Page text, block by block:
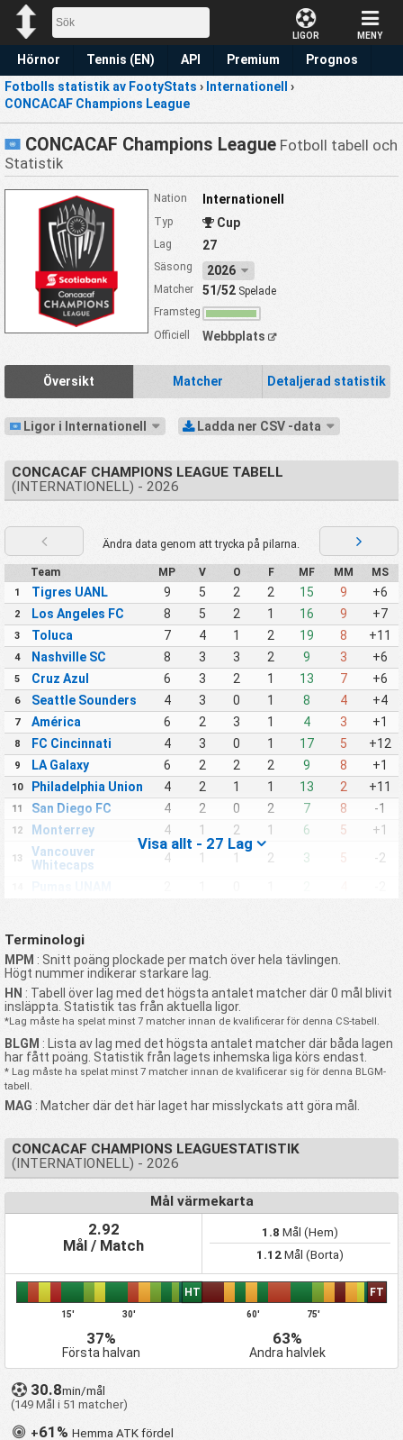
LIGOR MENY
Hörnor Tennis (EN) API Premium
Prognos
Fotbolls statistik av FootyStats › Internationell
›
CONCACAF Champions League
CONCACAF Champions League Fotboll tabell och
Statistik
Nation Internationell
Typ Cup
Lag 27
Säsong 2026
Matcher 51/52Spelade
Framsteg
Officiell
Webbplats
Översikt Matcher Detaljerad statistik
Ligor i Internationell Ladda ner CSV -data
CONCACAF CHAMPIONS LEAGUE TABELL
(INTERNATIONELL) - 2026
Ändra data genom att trycka på pilarna.
Visa allt - 27 Lag
Team MP V O F MF MM MS
1 Tigres UANL 9 5 2 2 15 9 +6
2 Los Angeles FC 8 5 2 1 16 9 +7
3 Toluca 7 4 1 2 19 8 +11
4 Nashville SC 8 3 3 2 9 3 +6
5 Cruz Azul 6 3 2 1 13 7 +6
6 Seattle Sounders 4 3 0 1 8 4 +4
7 América 6 2 3 1 4 3 +1
8 FC Cincinnati 4 3 0 1 17 5 +12
9 LA Galaxy 6 2 2 2 9 8 +1
10 Philadelphia Union 4 2 1 1 13 2 +11
11 San Diego FC 4 2 0 2 7 8 -1
12 Monterrey 4 1 2 1 6 5 +1
13
Vancouver
Whitecaps
4 1 1 2 3 5 -2
16 Inter Miami
17 Olimpia 2 0 1 1 1 2
18 Xelajú 2 0 1 -2
19 Cartaginés 2 0 1
Alajuelense
21 Forge FC 2 0 1 1 1 4 -3
22 Universidad O&M 2 0 0 2 0 13 -13
23
Academy FC
2 0 0 2 0 6
25 Atlético Ottawa 2 0 0 2
26
27 Real España 2 0 0 2 1 7 -6
Terminologi
MPM : Snitt poäng plockade per match över hela tävlingen.
Högt nummer indikerar starkare lag.
HN : Tabell över lag med det högsta antalet matcher där 0 mål blivit
insläppta. Statistik tas från aktuella ligor.
*Lag måste ha spelat minst 7 matcher innan de kvalificerar för denna CS-tabell.
BLGM : Lista av lag med det högsta antalet matcher där båda lagen
har fått poäng. Statistik från lagets inhemska liga körs endast.
* Lag måste ha spelat minst 7 matcher innan de kvalificerar sig för denna BLGM-
tabell.
MAG : Matcher där det här laget har misslyckats att göra mål.
CONCACAF CHAMPIONS LEAGUESTATISTIK
(INTERNATIONELL) - 2026
Mål värmekarta
2.92
Mål / Match
1.8 Mål (Hem)
1.12 Mål (Borta)
15' 30'
HT
60' 75'
FT
37%
Första halvan
63%
Andra halvlek
30.8min/mål
(149 Mål i 51 matcher)
+61% Hemma ATK fördel